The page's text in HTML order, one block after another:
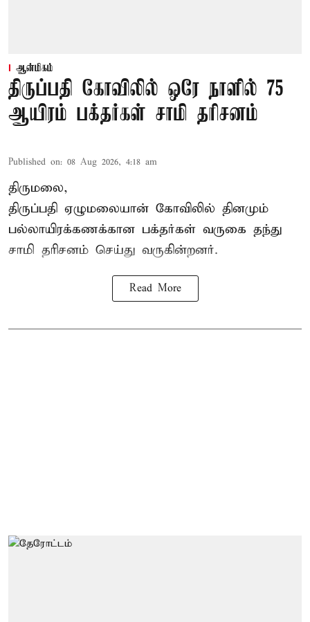
ஆன்மிகம்
திருப்பதி கோவிலில் ஒரே நாளில் 75
ஆயிரம் பக்தர்கள் சாமி தரிசனம்
Published on: 08 Aug 2026, 4:18 am
திருமலை,
திருப்பதி ஏழுமலையான் கோவிலில் தினமும்
பல்லாயிரக்கணக்கான பக்தர்கள் வருகை தந்து
சாமி தரிசனம் செய்து வருகின்றனர்.
Read More